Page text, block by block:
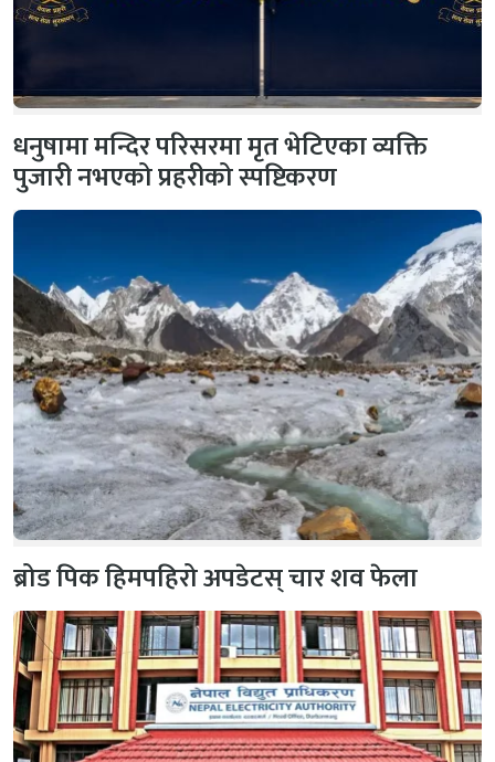
धनुषामा मन्दिर परिसरमा मृत भेटिएका व्यक्ति
पुजारी नभएको प्रहरीको स्पष्टिकरण
ब्रोड पिक हिमपहिरो अपडेटस् चार शव फेला